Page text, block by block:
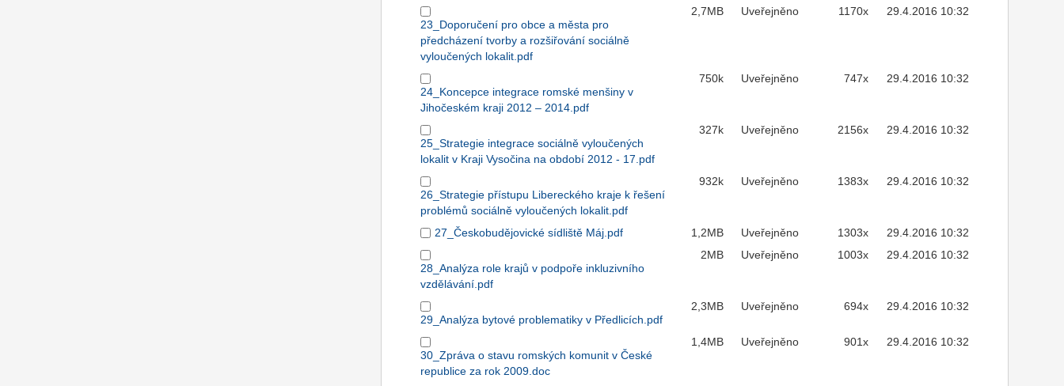
23_Doporučení pro obce a města pro
předcházení tvorby a rozšiřování sociálně
vyloučených lokalit.pdf
2,7MB Uveřejněno 1170x 29.4.2016 10:32
24_Koncepce integrace romské menšiny v
Jihočeském kraji 2012 – 2014.pdf
750k Uveřejněno 747x 29.4.2016 10:32
25_Strategie integrace sociálně vyloučených
lokalit v Kraji Vysočina na období 2012 - 17.pdf
327k Uveřejněno 2156x 29.4.2016 10:32
26_Strategie přístupu Libereckého kraje k řešení
problémů sociálně vyloučených lokalit.pdf
932k Uveřejněno 1383x 29.4.2016 10:32
27_Českobudějovické sídliště Máj.pdf 1,2MB Uveřejněno 1303x 29.4.2016 10:32
28_Analýza role krajů v podpoře inkluzivního
vzdělávání.pdf
2MB Uveřejněno 1003x 29.4.2016 10:32
29_Analýza bytové problematiky v Předlicích.pdf
2,3MB Uveřejněno 694x 29.4.2016 10:32
30_Zpráva o stavu romských komunit v České
republice za rok 2009.doc
1,4MB Uveřejněno 901x 29.4.2016 10:32